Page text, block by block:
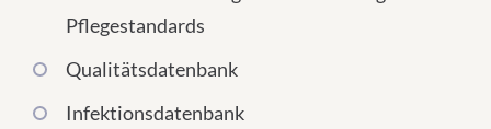
Pflegestandards
Qualitätsdatenbank
Infektionsdatenbank